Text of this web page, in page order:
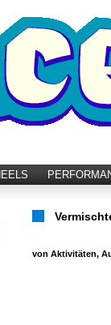
von Aktivitäten,